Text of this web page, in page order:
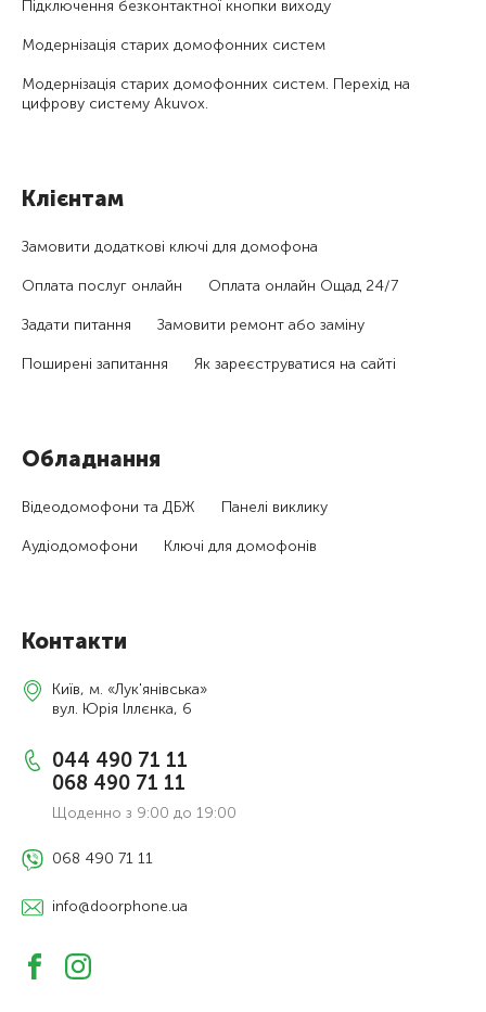
Підключення безконтактної кнопки виходу
Модернізація старих домофонних систем
Модернізація старих домофонних систем. Перехід на
цифрову систему Akuvox.
Клієнтам
Замовити додаткові ключі для домофона
Оплата послуг онлайн Оплата онлайн Ощад 24/7
Задати питання Замовити ремонт або заміну
Поширені запитання Як зареєструватися на сайті
Обладнання
Відеодомофони та ДБЖ Панелі виклику
Аудіодомофони Ключі для домофонів
Контакти
Київ, м. «Лук'янівська»
вул. Юрія Іллєнка, 6
044 490 71 11
068 490 71 11
Щоденно з 9:00 до 19:00
068 490 71 11
info@doorphone.ua